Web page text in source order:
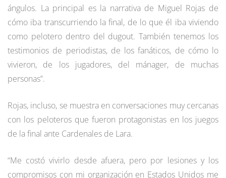
ángulos. La principal es la narrativa de Miguel Rojas de
cómo iba transcurriendo la final, de lo que él iba viviendo
como pelotero dentro del dugout. También tenemos los
testimonios de periodistas, de los fanáticos, de cómo lo
vivieron, de los jugadores, del mánager, de muchas
personas”.
Rojas, incluso, se muestra en conversaciones muy cercanas
con los peloteros que fueron protagonistas en los juegos
de la final ante Cardenales de Lara.
“Me costó vivirlo desde afuera, pero por lesiones y los
compromisos con mi organización en Estados Unidos me